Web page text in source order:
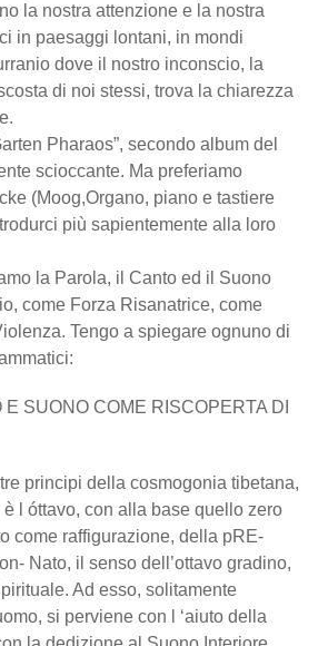
la nostra attenzione e la nostra
in paesaggi lontani, in mondi
dove il nostro inconscio, la
di noi stessi, trova la chiarezza
Pharaos”, secondo album del
scioccante. Ma preferiamo
(Moog,Organo, piano e tastiere
più sapientemente alla loro
la Parola, il Canto ed il Suono
come Forza Risanatrice, come
Tengo a spiegare ognuno di
SUONO COME RISCOPERTA DI
principi della cosmogonia tibetana,
l óttavo, con alla base quello zero
come raffigurazione, della pRE-
Nato, il senso dell’ottavo gradino,
Ad esso, solitamente
si perviene con l ‘aiuto della